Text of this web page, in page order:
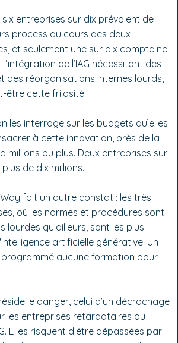
six entreprises sur dix prévoient de
process au cours des deux
et seulement une sur dix compte ne
de l’IAG nécessitant des
des réorganisations internes lourds,
être cette frilosité.
les interroge sur les budgets qu’elles
à cette innovation, près de la
millions ou plus. Deux entreprises sur
de dix millions.
fait un autre constat : les très
où les normes et procédures sont
lourdes qu’ailleurs, sont les plus
artificielle générative. Un
programmé aucune formation pour
le danger, celui d’un décrochage
les entreprises retardataires ou
Elles risquent d’être dépassées par